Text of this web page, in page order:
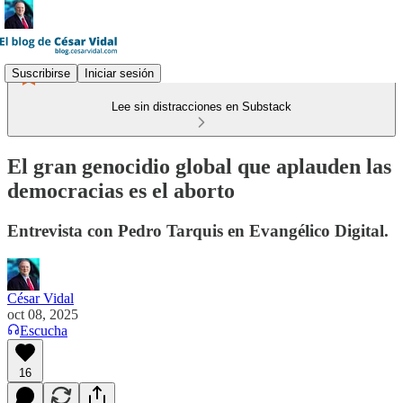
Suscribirse Iniciar sesión
Lee sin distracciones en Substack
El gran genocidio global que aplauden las
democracias es el aborto
Entrevista con Pedro Tarquis en Evangélico Digital.
César Vidal
oct 08, 2025
Escucha
16